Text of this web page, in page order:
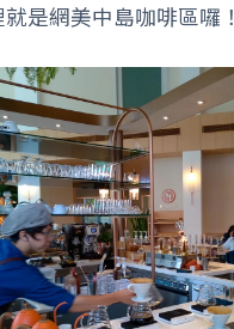
是網美中島咖啡區囉！